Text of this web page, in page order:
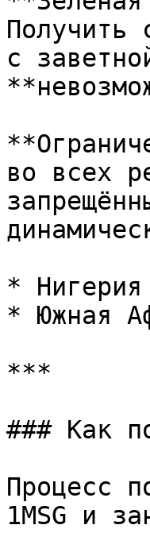
Получить
с
во всех
* Нигерия
* Южная
***
### Как
Процесс
1MSG и